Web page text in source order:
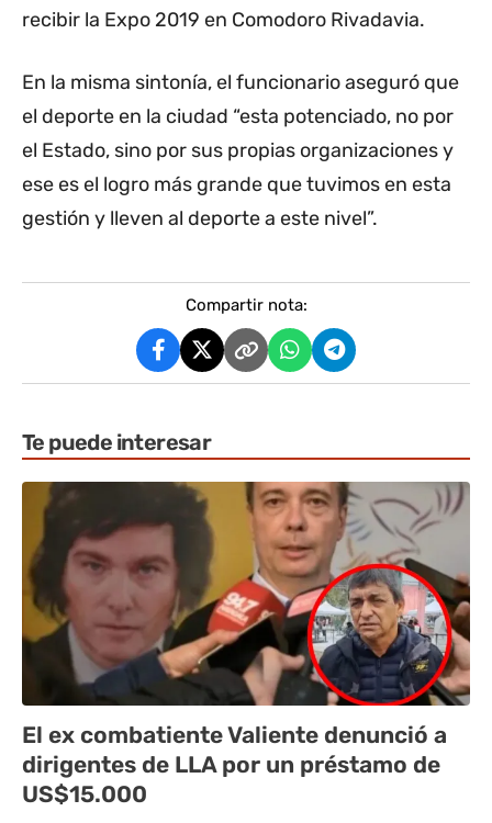
recibir la Expo 2019 en Comodoro Rivadavia.
En la misma sintonía, el funcionario aseguró que
el deporte en la ciudad “esta potenciado, no por
el Estado, sino por sus propias organizaciones y
ese es el logro más grande que tuvimos en esta
gestión y lleven al deporte a este nivel”.
Compartir nota:
Te puede interesar
El ex combatiente Valiente denunció a
dirigentes de LLA por un préstamo de
US$15.000